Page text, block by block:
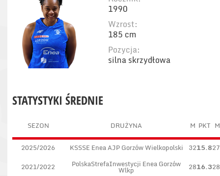
1990
Wzrost:
185 cm
Pozycja:
silna skrzydłowa
STATYSTYKI ŚREDNIE
SEZON DRUŻYNA M PKT
2025/2026 KSSSE Enea AJP Gorzów Wielkopolski 3215.8
2021/2022
PolskaStrefaInwestycji Enea Gorzów
Wlkp 2816.3